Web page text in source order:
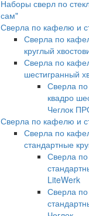
Наборы сверл по
сам"
Сверла по кафелю и
Сверла по
круглый
Сверла по
шестигранный
Сверла
квадро
Чеглок
Сверла по кафелю и
Сверла по
стандартные
Сверла
LiteWerk
Сверла